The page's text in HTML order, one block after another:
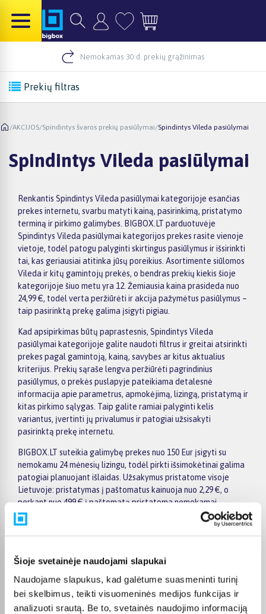
Šioje svetainėje naudojami slapukai
Naudojame slapukus, kad galėtume suasmeninti turinį
bei skelbimus, teikti visuomeninės medijos funkcijas ir
analizuoti srautą. Be to, svetainės naudojimo informaciją
Nemokamas 30 d. prekių grąžinimas
Prekių filtras
/AKCIJOS/Spindintys švaros prekių pasiūlymai/Spindintys Vileda pasiūlymai
Spindintys Vileda pasiūlymai
Renkantis Spindintys Vileda pasiūlymai kategorijoje esančias
prekes internetu, svarbu matyti kainą, pasirinkimą, pristatymo
terminą ir pirkimo galimybes. BIGBOX.LT parduotuvėje
Spindintys Vileda pasiūlymai kategorijos prekes rasite vienoje
vietoje, todėl patogu palyginti skirtingus pasiūlymus ir išsirinkti
tai, kas geriausiai atitinka jūsų poreikius. Asortimente siūlomos
Vileda ir kitų gamintojų prekės, o bendras prekių kiekis šioje
kategorijoje šiuo metu yra 12. Žemiausia kaina prasideda nuo
24,99 €, todėl verta peržiūrėti ir akcija pažymėtus pasiūlymus –
taip pasirinktą prekę galima įsigyti pigiau.
Kad apsipirkimas būtų paprastesnis, Spindintys Vileda
pasiūlymai kategorijoje galite naudoti filtrus ir greitai atsirinkti
prekes pagal gamintoją, kainą, savybes ar kitus aktualius
kriterijus. Prekių sąraše lengva peržiūrėti pagrindinius
pasiūlymus, o prekės puslapyje pateikiama detalesnė
informacija apie parametrus, apmokėjimą, lizingą, pristatymą ir
kitas pirkimo sąlygas. Taip galite ramiai palyginti kelis
variantus, įvertinti jų privalumus ir patogiai užsisakyti
pasirinktą prekę internetu.
BIGBOX.LT suteikia galimybę prekes nuo 150 Eur įsigyti su
nemokamu 24 mėnesių lizingu, todėl pirkti išsimokėtinai galima
patogiai planuojant išlaidas. Užsakymus pristatome visoje
Lietuvoje: pristatymas į paštomatus kainuoja nuo 2,29 €, o
perkant nuo 499 € į paštomatą pristatoma nemokamai.
Kurjerio pristatymo kaina prasideda nuo 2,99 €. Jei prekė yra
sandėlyje, ją įprastai pristatome per 1–2 darbo dienas, o tikslų
Pasirinkę tinkamą prekę iš Spindintys Vileda pasiūlymai
pristatymą į paštomatą, kurjeriu arba atsiėmimą BIGBOX.LT
biure Kaune.